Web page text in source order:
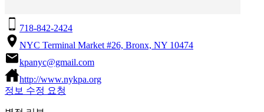
718-842-2424
NYC Terminal Market #26, Bronx, NY 10474
kpanyc@gmail.com
http://www.nykpa.org
정보 수정 요청